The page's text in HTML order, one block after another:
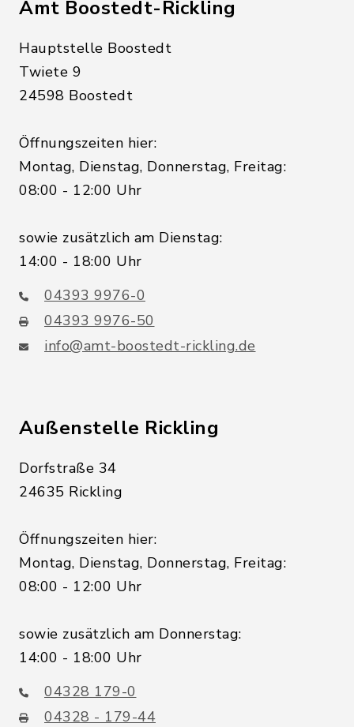
Amt Boostedt-Rickling
Hauptstelle Boostedt
Twiete 9
24598 Boostedt
Öffnungszeiten hier:
Montag, Dienstag, Donnerstag, Freitag:
08:00 - 12:00 Uhr
sowie zusätzlich am Dienstag:
14:00 - 18:00 Uhr
04393 9976-0
04393 9976-50
info@amt-boostedt-rickling.de
Außenstelle Rickling
Dorfstraße 34
24635 Rickling
Öffnungszeiten hier:
Montag, Dienstag, Donnerstag, Freitag:
08:00 - 12:00 Uhr
sowie zusätzlich am Donnerstag:
14:00 - 18:00 Uhr
04328 179-0
04328 - 179-44